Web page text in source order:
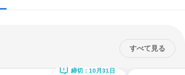
すべて見る
締切：10月31日